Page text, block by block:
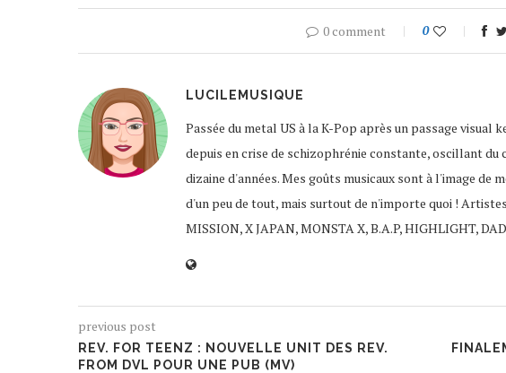
0 comment 0
LUCILEMUSIQUE
Passée du metal US à la K-Pop après un passage visual
depuis en crise de schizophrénie constante, oscillant du
dizaine d'années. Mes goûts musicaux sont à l'image de
d'un peu de tout, mais surtout de n'importe quoi !
MISSION, X JAPAN, MONSTA X, B.A.P, HIGHLIGHT,
previous post
REV. FOR TEENZ : NOUVELLE UNIT DES REV.
FROM DVL POUR UNE PUB (MV)